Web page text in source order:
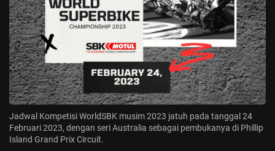
Jadwal Kompetisi WorldSBK musim 2023 jatuh pada tanggal 24
Februari 2023, dengan seri Australia sebagai pembukanya di Phillip
Island Grand Prix Circuit.